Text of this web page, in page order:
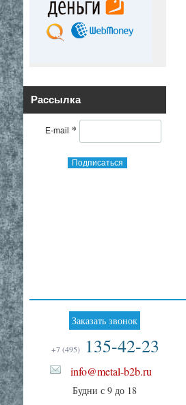
Рассылка
E-mail *
Подписаться
Заказать звонок
+7 (495)135-42-23
info@metal-b2b.ru
Будни с 9 до 18